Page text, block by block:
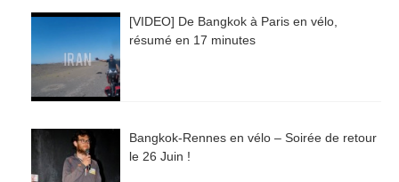
[VIDEO] De Bangkok à Paris en vélo,
résumé en 17 minutes
Bangkok-Rennes en vélo – Soirée de retour
le 26 Juin !